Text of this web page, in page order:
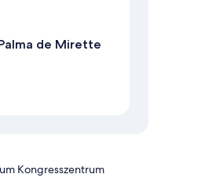
de Mirette
Kongresszentrum